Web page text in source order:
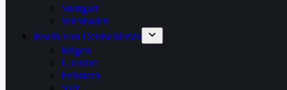
Stuttgart
Wiesbaden
Inseln von Deutschlands
Rügen
Usedom
Fehmarn
Sylt